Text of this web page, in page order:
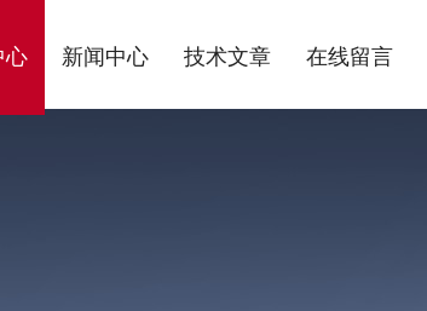
心 新闻中心 技术文章 在线留言